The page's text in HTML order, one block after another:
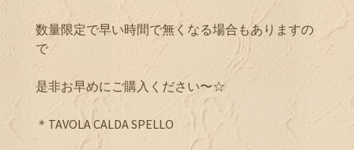
数量限定で早い時間で無くなる場合もありますの
で
是非お早めにご購入ください〜☆
＊TAVOLA CALDA SPELLO